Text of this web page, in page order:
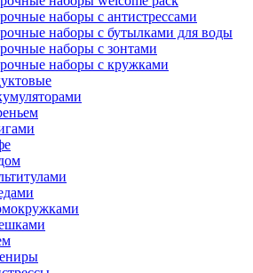
наборы с антистрессами
наборы с бутылками для воды
наборы с зонтами
наборы с кружками